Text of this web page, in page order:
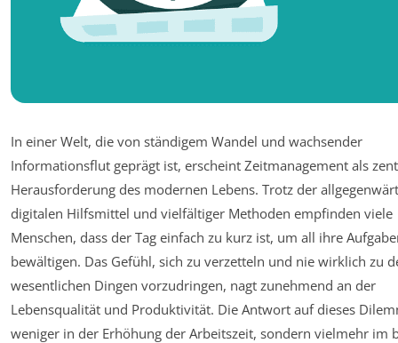
In einer Welt, die von ständigem Wandel und wachsender
Informationsflut geprägt ist, erscheint Zeitmanagement als
Herausforderung des modernen Lebens. Trotz der
digitalen Hilfsmittel und vielfältiger Methoden empfinden viele
Menschen, dass der Tag einfach zu kurz ist, um all ihre
bewältigen. Das Gefühl, sich zu verzetteln und nie wirklich zu
wesentlichen Dingen vorzudringen, nagt zunehmend an der
Lebensqualität und Produktivität. Die Antwort auf dieses
weniger in der Erhöhung der Arbeitszeit, sondern vielmehr im